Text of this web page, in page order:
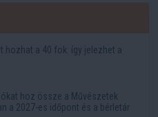
hozhat a 40 fok: így jelezhet a
hoz össze a Művészetek
a 2027-es időpont és a bérletár